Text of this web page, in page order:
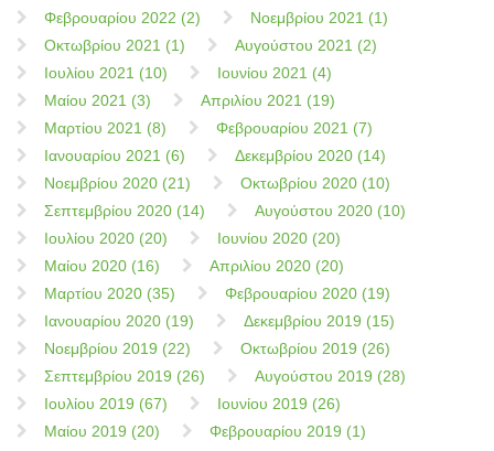
Φεβρουαρίου 2022 (2)
Νοεμβρίου 2021 (1)
Οκτωβρίου 2021 (1)
Αυγούστου 2021 (2)
Ιουλίου 2021 (10)
Ιουνίου 2021 (4)
Μαίου 2021 (3)
Απριλίου 2021 (19)
Μαρτίου 2021 (8)
Φεβρουαρίου 2021 (7)
Ιανουαρίου 2021 (6)
Δεκεμβρίου 2020 (14)
Νοεμβρίου 2020 (21)
Οκτωβρίου 2020 (10)
Σεπτεμβρίου 2020 (14)
Αυγούστου 2020 (10)
Ιουλίου 2020 (20)
Ιουνίου 2020 (20)
Μαίου 2020 (16)
Απριλίου 2020 (20)
Μαρτίου 2020 (35)
Φεβρουαρίου 2020 (19)
Ιανουαρίου 2020 (19)
Δεκεμβρίου 2019 (15)
Νοεμβρίου 2019 (22)
Οκτωβρίου 2019 (26)
Σεπτεμβρίου 2019 (26)
Αυγούστου 2019 (28)
Ιουλίου 2019 (67)
Ιουνίου 2019 (26)
Μαίου 2019 (20)
Φεβρουαρίου 2019 (1)